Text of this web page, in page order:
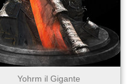
Yohrm il Gigante